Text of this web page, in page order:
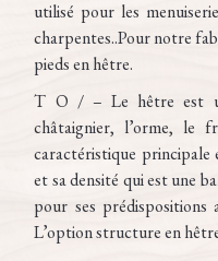
utilisé pour les
charpentes..Pour notre
pieds en hêtre.
T O / – Le hêtre est
châtaignier, l’orme, le
caractéristique principale
et sa densité qui est une
pour ses prédispositions
L’option structure en